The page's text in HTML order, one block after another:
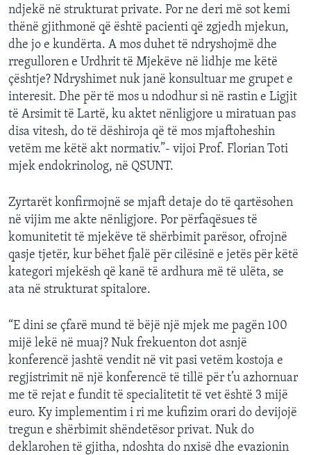
ndjekë në strukturat private. Por ne deri më sot kemi
thënë gjithmonë që është pacienti që zgjedh mjekun,
dhe jo e kundërta. A mos duhet të ndryshojmë dhe
rregulloren e Urdhrit të Mjekëve në lidhje me këtë
çështje? Ndryshimet nuk janë konsultuar me grupet e
interesit. Dhe për të mos u ndodhur si në rastin e Ligjit
të Arsimit të Lartë, ku aktet nënligjore u miratuan pas
disa vitesh, do të dëshiroja që të mos mjaftoheshin
vetëm me këtë akt normativ.”- vijoi Prof. Florian Toti
mjek endokrinolog, në QSUNT.
Zyrtarët konfirmojnë se mjaft detaje do të qartësohen
në vijim me akte nënligjore. Por përfaqësues të
komunitetit të mjekëve të shërbimit parësor, ofrojnë
qasje tjetër, kur bëhet fjalë për cilësinë e jetës për këtë
kategori mjekësh që kanë të ardhura më të ulëta, se
ata në strukturat spitalore.
“E dini se çfarë mund të bëjë një mjek me pagën 100
mijë lekë në muaj? Nuk frekuenton dot asnjë
konferencë jashtë vendit në vit pasi vetëm kostoja e
regjistrimit në një konferencë të tillë për t’u azhornuar
me të rejat e fundit të specialitetit të vet është 3 mijë
euro. Ky implementim i ri me kufizim orari do devijojë
tregun e shërbimit shëndetësor privat. Nuk do
deklarohen të gjitha, ndoshta do nxisë dhe evazionin